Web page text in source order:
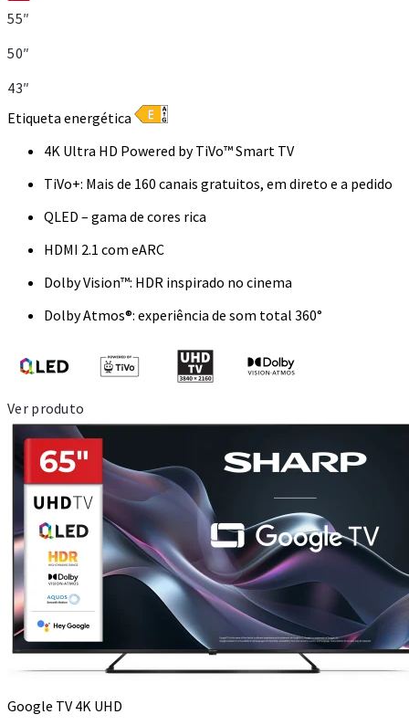
55″
50″
43″
Etiqueta energética
4K Ultra HD Powered by TiVo™ Smart TV
TiVo+: Mais de 160 canais gratuitos, em direto e a pedido
QLED – gama de cores rica
HDMI 2.1 com eARC
Dolby Vision™: HDR inspirado no cinema
Dolby Atmos®: experiência de som total 360°
Ver produto
Google TV 4K UHD